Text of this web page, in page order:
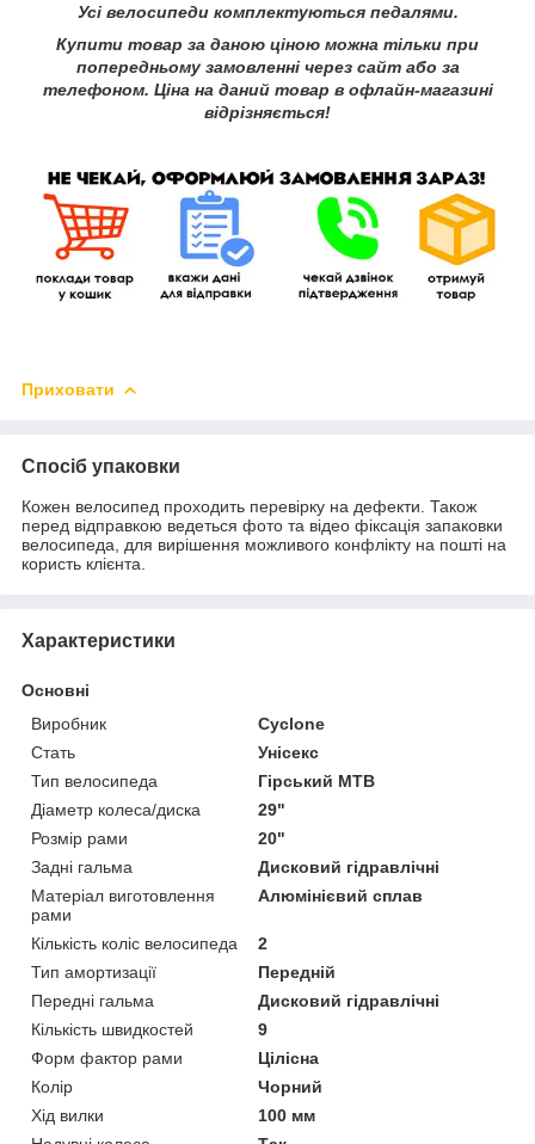
Усі велосипеди комплектуються педалями.
Купити товар за даною ціною можна тільки при
попередньому замовленні через сайт або за
телефоном. Ціна на даний товар в офлайн-магазині
відрізняється!
Приховати
Спосіб упаковки
Кожен велосипед проходить перевірку на дефекти. Також
перед відправкою ведеться фото та відео фіксація запаковки
велосипеда, для вирішення можливого конфлікту на пошті на
користь клієнта.
Характеристики
Основні
Виробник
Cyclone
Стать
Унісекс
Тип велосипеда
Гірський MTB
Діаметр колеса/диска
29"
Розмір рами
20"
Задні гальма
Дисковий гідравлічні
Матеріал виготовлення
рами
Алюмінієвий сплав
Кількість коліс велосипеда
2
Тип амортизації
Передній
Передні гальма
Дисковий гідравлічні
Кількість швидкостей
9
Форм фактор рами
Цілісна
Колір
Чорний
Хід вилки
100 мм